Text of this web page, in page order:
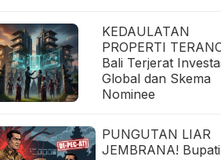
KEDAULATAN
PROPERTI
Bali Terjerat
Global dan Skema
Nominee
PUNGUTAN LIAR
JEMBRANA! Bupati